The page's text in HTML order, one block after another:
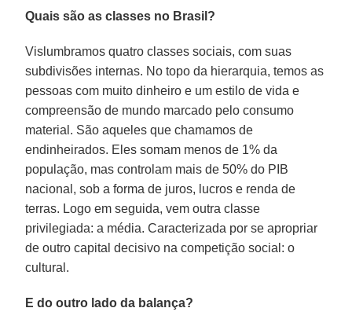
Quais são as classes no Brasil?
Vislumbramos quatro classes sociais, com suas
subdivisões internas. No topo da hierarquia, temos as
pessoas com muito dinheiro e um estilo de vida e
compreensão de mundo marcado pelo consumo
material. São aqueles que chamamos de
endinheirados. Eles somam menos de 1% da
população, mas controlam mais de 50% do PIB
nacional, sob a forma de juros, lucros e renda de
terras. Logo em seguida, vem outra classe
privilegiada: a média. Caracterizada por se apropriar
de outro capital decisivo na competição social: o
cultural.
E do outro lado da balança?